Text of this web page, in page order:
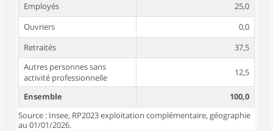
Employés
25,0
Ouvriers
0,0
Retraités
37,5
Autres personnes sans
activité professionnelle
12,5
Ensemble
100,0
Source : Insee, RP2023 exploitation complémentaire, géographie
au 01/01/2026.